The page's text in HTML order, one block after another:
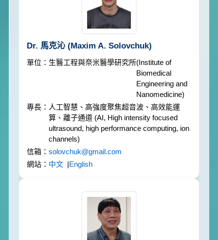
Dr. 馬克沁 (Maxim A. Solovchuk)
生醫工程與奈米醫學研究所(Institute of
Biomedical
Engineering and
Nanomedicine)
人工智慧、高強度聚焦超音波、高效能運
算、離子通道 (AI, High intensity focused
ultrasound, high performance computing, ion
channels)
solovchuk@gmail.com
中文 |English